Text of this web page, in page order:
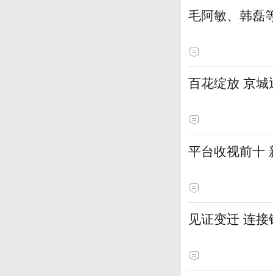
毛阿敏、韩磊
百花绽放 京
平台收视前十
见证变迁 连